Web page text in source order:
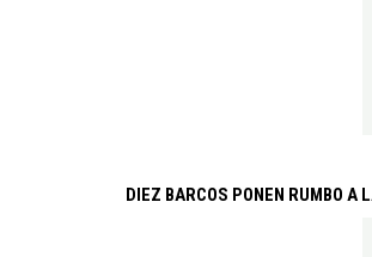
DIEZ BARCOS PONEN RUMBO A